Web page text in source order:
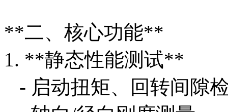
**二、核心功能**
1. **静态性能测试**
- 启动扭矩、回转间隙